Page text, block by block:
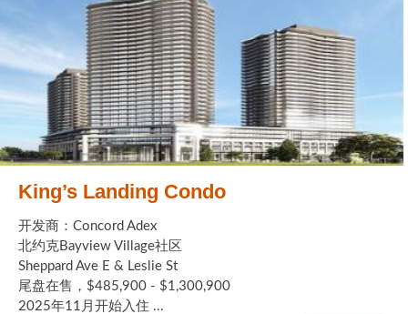
King’s Landing Condo
开发商：Concord Adex
北约克Bayview Village社区
Sheppard Ave E & Leslie St
尾盘在售，$485,900 - $1,300,900
2025年11月开始入住 ...